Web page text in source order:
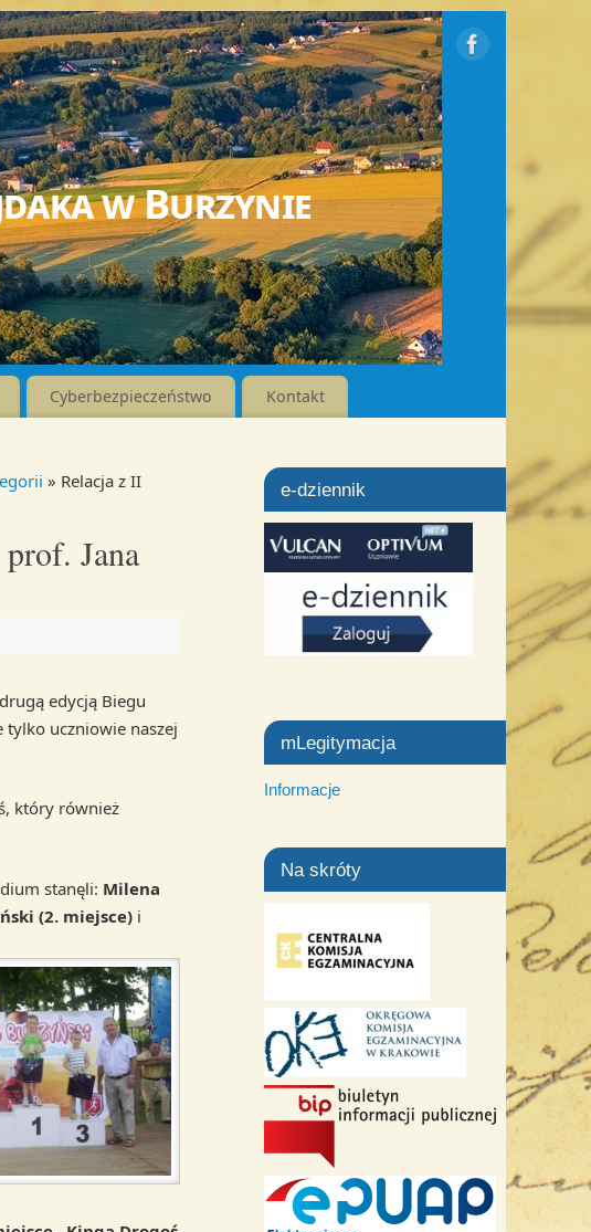
w Burzynie
Cyberbezpieczeństwo Kontakt
» Relacja z II
Jana
edycją Biegu
tylko uczniowie naszej
który również
stanęli: Milena
(2. miejsce) i
e-dziennik
mLegitymacja
Informacje
Na skróty